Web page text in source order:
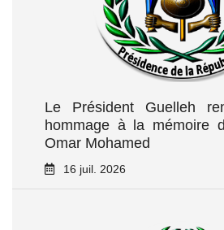
Le Président Guelleh
hommage à la mémoire
Omar Mohamed
16 juil. 2026